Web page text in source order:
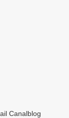
Canalblog